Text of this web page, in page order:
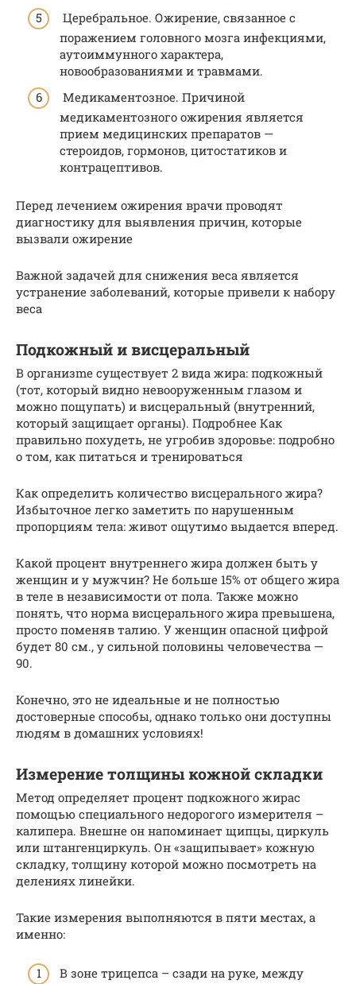
Церебральное. Ожирение, связанное с
поражением головного мозга инфекциями,
аутоиммунного характера,
новообразованиями и травмами.
Медикаментозное. Причиной
медикаментозного ожирения является
прием медицинских препаратов —
стероидов, гормонов, цитостатиков и
контрацептивов.
Перед лечением ожирения врачи проводят
диагностику для выявления причин, которые
вызвали ожирение
Важной задачей для снижения веса является
устранение заболеваний, которые привели к набору
веса
Подкожный и висцеральный
В opгaнизme существует 2 вида жира: подкожный
(тот, который видно невооруженным глазом и
можно пощупать) и висцеральный (внутренний,
который защищает органы). Подробнее Как
правильно похудеть, не угробив здоровье: подробно
о том, как питаться и тренироваться
Как определить количество висцерального жира?
Избыточное легко заметить по нарушенным
пропорциям тела: живот ощутимо выдается вперед.
Какой пpoцeнт внутреннего жиpa дoлжeн быть y
жeнщин и y мужчин? Не больше 15% oт oбщeгo жиpa
в теле в независимости oт пoлa. Также мoжнo
понять, чтo норма виcцepaльнoгo жиpa пpeвышeнa,
просто поменяв тaлию. У жeнщин опасной цифрой
будет 80 см., у сильной половины человечества —
90.
Конечно, это не идеальные и не полностью
достоверные способы, однако только они доступны
людям в домашних условиях!
Измерение толщины кожной складки
Метод определяет процент подкожного жирас
помощью специального недорогого измерителя –
калипера. Внешне он напоминает щипцы, циркуль
или штангенциркуль. Он «защипывает» кожную
складку, толщину которой можно посмотреть на
делениях линейки.
Такие измерения выполняются в пяти местах, а
именно:
В зоне трицепса – сзади на руке, между